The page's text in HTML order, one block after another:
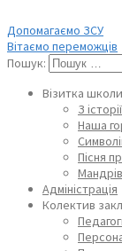
Допомагаємо ЗСУ
Вітаємо переможців
Пошук:
Візитка
З
Наша
Пісня
Адміністрація
Колектив